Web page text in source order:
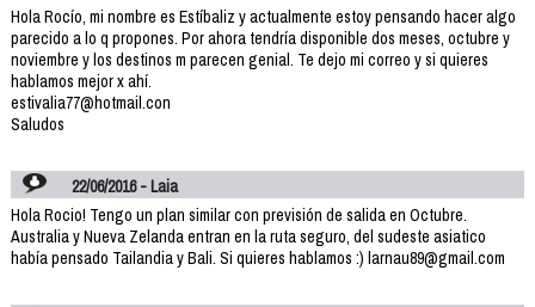
Hola Rocío, mi nombre es Estíbaliz y actualmente estoy pensando hacer algo
parecido a lo q propones. Por ahora tendría disponible dos meses, octubre y
noviembre y los destinos m parecen genial. Te dejo mi correo y si quieres
hablamos mejor x ahí.
estivalia77@hotmail.con
Saludos
22/06/2016 - Laia
Hola Rocio! Tengo un plan similar con previsión de salida en Octubre.
Australia y Nueva Zelanda entran en la ruta seguro, del sudeste asiatico
había pensado Tailandia y Bali. Si quieres hablamos :) larnau89@gmail.com